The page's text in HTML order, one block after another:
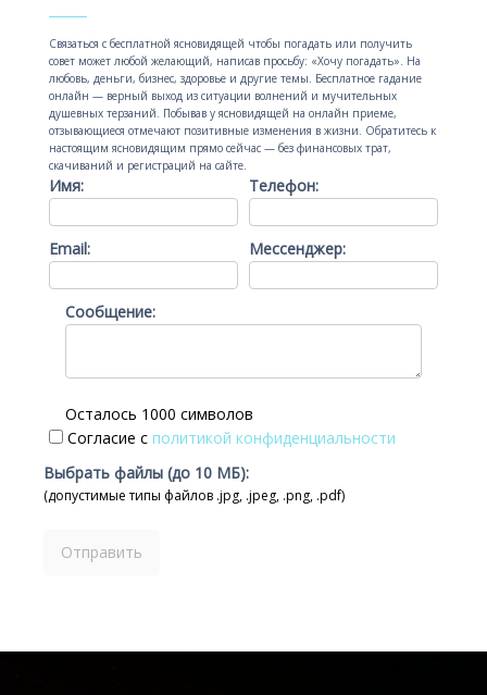
Связаться с бесплатной ясновидящей чтобы погадать или получить
совет может любой желающий, написав просьбу: «Хочу погадать». На
любовь, деньги, бизнес, здоровье и другие темы. Бесплатное гадание
онлайн — верный выход из ситуации волнений и мучительных
душевных терзаний. Побывав у ясновидящей на онлайн приеме,
отзывающиеся отмечают позитивные изменения в жизни. Обратитесь к
настоящим ясновидящим прямо сейчас — без финансовых трат,
скачиваний и регистраций на сайте.
Имя: Телефон:
Email: Мессенджер:
Сообщение:
Осталось 1000 символов
Согласие с политикой конфиденциальности
Выбрать файлы (до 10 МБ):
(допустимые типы файлов .jpg, .jpeg, .png, .pdf)